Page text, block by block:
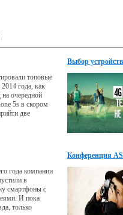
топовые
года, как
очередной
5s в скором
две
Выбор
года компании
в
смартфоны с
И пока
только
Конференция